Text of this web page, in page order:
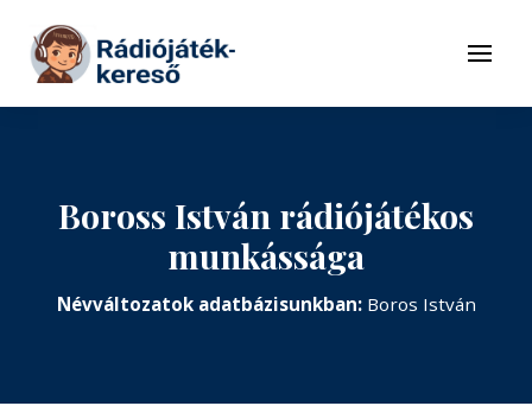
Tovább a tartalomhoz
Menü
Boross István rádiójátékos
munkássága
Névváltozatok adatbázisunkban: Boros István